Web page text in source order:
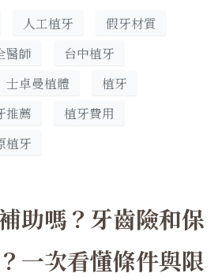
人工植牙
假牙材質
醫師
台中植牙
士卓曼植體
植牙
推薦
植牙費用
植牙
助嗎？牙齒險和保
一次看懂條件與限